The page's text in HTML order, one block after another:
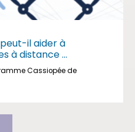
il aider à
à distance ...
Cassiopée de